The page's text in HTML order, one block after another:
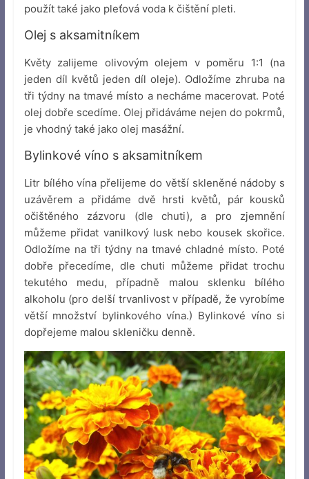
použít také jako pleťová voda k čištění pleti.
Olej s aksamitníkem
Květy zalijeme olivovým olejem v poměru 1:1 (na
jeden díl květů jeden díl oleje). Odložíme zhruba na
tři týdny na tmavé místo a necháme macerovat. Poté
olej dobře scedíme. Olej přidáváme nejen do pokrmů,
je vhodný také jako olej masážní.
Bylinkové víno s aksamitníkem
Litr bílého vína přelijeme do větší skleněné nádoby s
uzávěrem a přidáme dvě hrsti květů, pár kousků
očištěného zázvoru (dle chuti), a pro zjemnění
můžeme přidat vanilkový lusk nebo kousek skořice.
Odložíme na tři týdny na tmavé chladné místo. Poté
dobře přecedíme, dle chuti můžeme přidat trochu
tekutého medu, případně malou sklenku bílého
alkoholu (pro delší trvanlivost v případě, že vyrobíme
větší množství bylinkového vína.) Bylinkové víno si
dopřejeme malou skleničku denně.